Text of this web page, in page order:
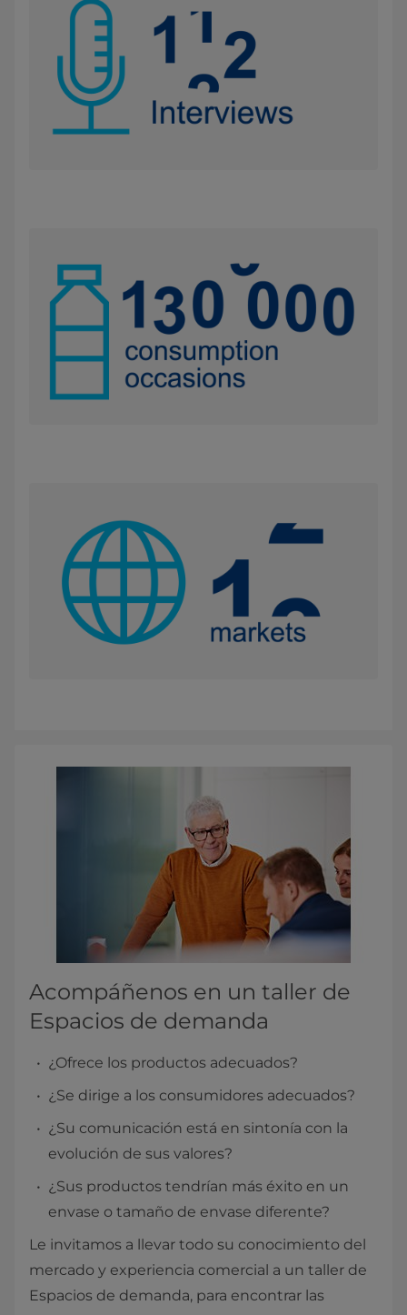
Acompáñenos en un taller de
Espacios de demanda
¿Ofrece los productos adecuados?
¿Se dirige a los consumidores adecuados?
¿Su comunicación está en sintonía con la
evolución de sus valores?
¿Sus productos tendrían más éxito en un
envase o tamaño de envase diferente?
Le invitamos a llevar todo su conocimiento del
mercado y experiencia comercial a un taller de
Espacios de demanda, para encontrar las